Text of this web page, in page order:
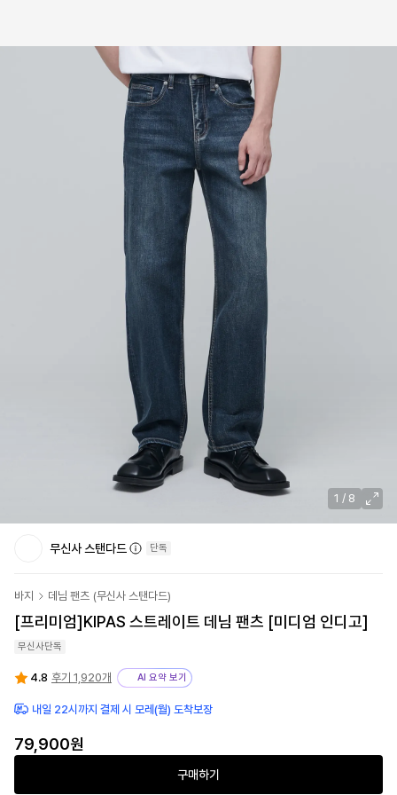
1 / 8
무신사 스탠다드 단독
바지 데님 팬츠 (무신사 스탠다드)
[프리미엄]KIPAS 스트레이트 데님 팬츠 [미디엄 인디고]
무신사단독
4.8 후기 1,920개 AI 요약 보기
내일 22시까지 결제 시 모레(월) 도착보장
79,900원
구매하기